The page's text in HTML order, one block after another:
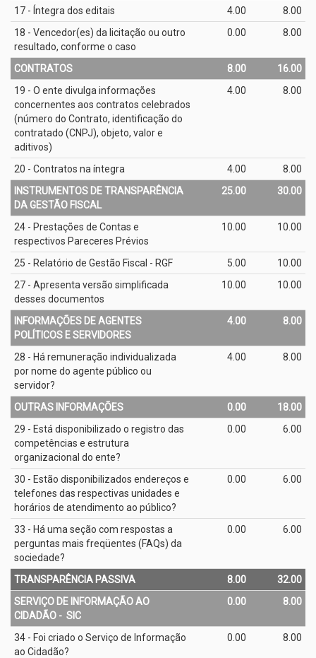
17 - Íntegra dos editais 4.00
8.00
18 - Vencedor(es) da licitação ou outro
resultado, conforme o caso
0.00 8.00
CONTRATOS 8.00
16.00
19 - O ente divulga informações
concernentes aos contratos celebrados
(número do Contrato, identificação do
contratado (CNPJ), objeto, valor e
aditivos)
4.00 8.00
20 - Contratos na íntegra 4.00
8.00
INSTRUMENTOS DE TRANSPARÊNCIA
DA GESTÃO FISCAL
25.00 30.00
24 - Prestações de Contas e
respectivos Pareceres Prévios
10.00 10.00
25 - Relatório de Gestão Fiscal - RGF 5.00
10.00
27 - Apresenta versão simplificada
desses documentos
10.00 10.00
INFORMAÇÕES DE AGENTES
POLÍTICOS E SERVIDORES
4.00 8.00
28 - Há remuneração individualizada
por nome do agente público ou
servidor?
4.00 8.00
OUTRAS INFORMAÇÕES 0.00
18.00
29 - Está disponibilizado o registro das
competências e estrutura
organizacional do ente?
0.00 6.00
30 - Estão disponibilizados endereços e
telefones das respectivas unidades e
horários de atendimento ao público?
0.00 6.00
33 - Há uma seção com respostas a
perguntas mais freqüentes (FAQs) da
sociedade?
0.00 6.00
TRANSPARÊNCIA PASSIVA 8.00
32.00
SERVIÇO DE INFORMAÇÃO AO
CIDADÃO - ­ SIC
0.00 8.00
34 - Foi criado o Serviço de Informação
ao Cidadão?
0.00 8.00